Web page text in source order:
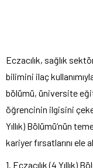
Eczacılık, sağlık
bilimini ilaç
bölümü, üniversite
öğrencinin ilgisini
Yıllık) Bölümü’nün
kariyer fırsatlarını ele
1. Eczacılık (4 Yıllık)